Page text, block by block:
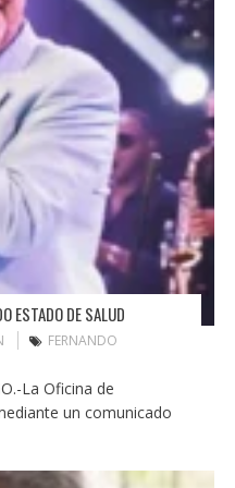
ESTADO DE SALUD
FERNANDO
La Oficina de
un comunicado